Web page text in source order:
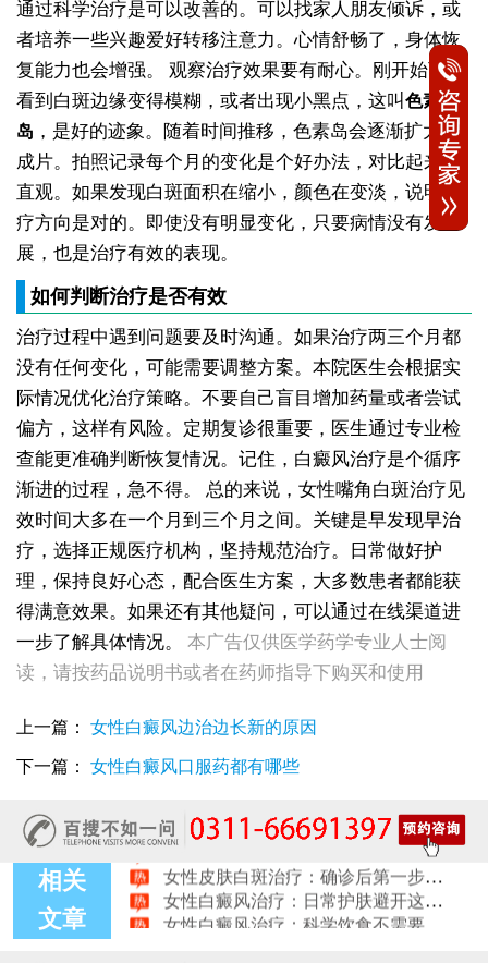
通过科学治疗是可以改善的。可以找家人朋友倾诉，或
者培养一些兴趣爱好转移注意力。心情舒畅了，身体恢
复能力也会增强。
观察治疗效果要有耐心。刚开始可能
看到白斑边缘变得模糊，或者出现小黑点，这叫色素
岛 ，是好的迹象。随着时间推移，色素岛会逐渐扩大连
成片。拍照记录每个月的变化是个好办法，对比起来更
直观。如果发现白斑面积在缩小，颜色在变淡，说明治
疗方向是对的。即使没有明显变化，只要病情没有发
展，也是治疗有效的表现。
如何判断治疗是否有效
治疗过程中遇到问题要及时沟通。如果治疗两三个月都
没有任何变化，可能需要调整方案。本院医生会根据实
际情况优化治疗策略。不要自己盲目增加药量或者尝试
偏方，这样有风险。定期复诊很重要，医生通过专业检
查能更准确判断恢复情况。记住，白癜风治疗是个循序
渐进的过程，急不得。
总的来说，女性嘴角白斑治疗见
效时间大多在一个月到三个月之间。关键是早发现早治
疗，选择正规医疗机构，坚持规范治疗。日常做好护
理，保持良好心态，配合医生方案，大多数患者都能获
得满意效果。如果还有其他疑问，可以通过在线渠道进
一步了解具体情况。
本广告仅供医学药学专业人士阅
读，请按药品说明书或者在药师指导下购买和使用
上一篇： 女性白癜风边治边长新的原因
下一篇： 女性白癜风口服药都有哪些
相关
文章
女性白癜风治疗：遮盖产品选择安全标准是什么
女性皮肤白斑护理指南：家属陪伴需留意的细节
治疗女性皮肤病的医院：白斑患者康复训练指导手册
女性白斑专科诊疗：收费透明化说明
女性白癜风稳定期移植手术：需要满足哪些条件？
治疗女性皮肤病的医院：白斑患者线上复诊操作步骤
女性皮肤白斑治疗：确诊后第一步该做什么
女性白癜风治疗：日常护肤避开这些刺激成分
女性白癜风治疗：科学饮食不需要过度忌口
女性皮肤病医院白斑诊疗收费明细公开